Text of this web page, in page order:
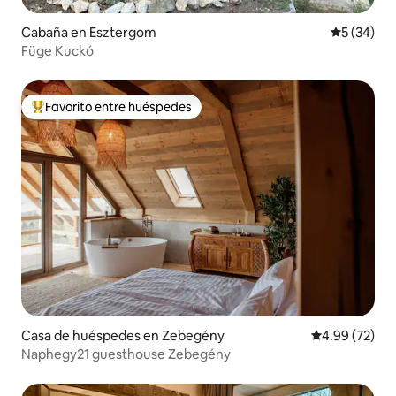
Cabaña en Esztergom
5 (34)
Füge Kuckó
Favorito entre huéspedes preferido
Favorito entre huéspedes
Casa de huéspedes en Zebegény Calificación
4.99 (72)
Naphegy21 guesthouse Zebegény